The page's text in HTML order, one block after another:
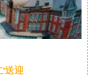
送迎